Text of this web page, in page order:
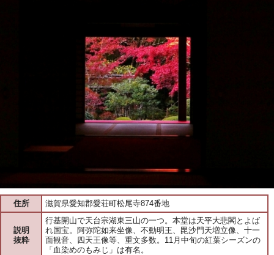
住所 滋賀県愛知郡愛荘町松尾寺874番地
説明
抜粋
行基開山で天台宗湖東三山の一つ。本堂は天平大悲閣とよば
れ国宝。阿弥陀如来坐像、不動明王、毘沙門天増立像、十一
面観音、四天王像等、重文多数。11月中旬の紅葉シーズンの
「血染めのもみじ」は有名。